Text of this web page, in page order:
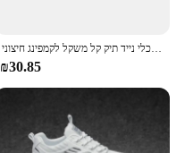
כלי קמפינג תיק אחסון גדול קיבולת גדולה גליל אוהל תיק כף יד כלי נייד תיק קל משקל לקמפינג חיצוני
₪30.85